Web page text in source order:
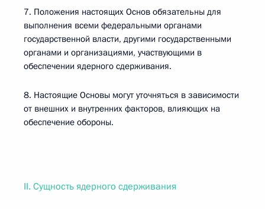
7. Положения настоящих Основ обязательны для
выполнения всеми федеральными органами
государственной власти, другими государственными
органами и организациями, участвующими в
обеспечении ядерного сдерживания.
8. Настоящие Основы могут уточняться в зависимости
от внешних и внутренних факторов, влияющих на
обеспечение обороны.
II. Сущность ядерного сдерживания